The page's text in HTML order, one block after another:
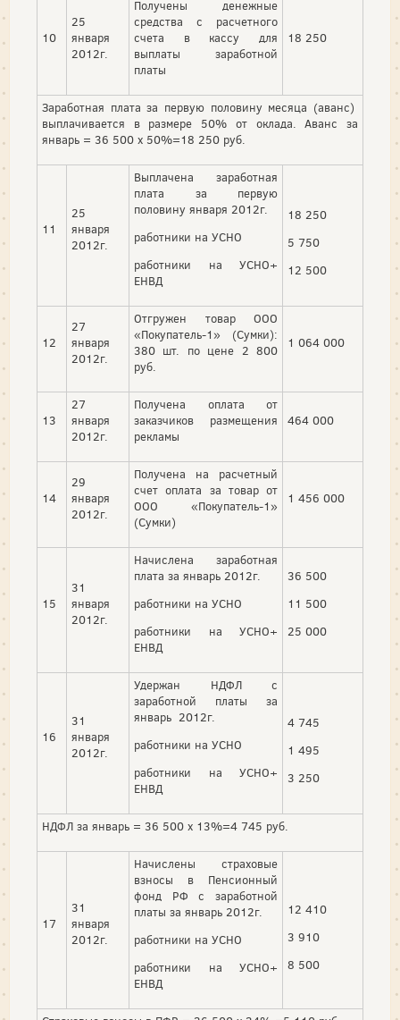
10
25
января
2012г.
Получены денежные
средства с расчетного
счета в кассу для
выплаты заработной
платы
18 250
Заработная плата за первую половину месяца (аванс)
выплачивается в размере 50% от оклада. Аванс за
январь = 36 500 х 50%=18 250 руб.
11
25
января
2012г.
Выплачена заработная
плата за первую
половину января 2012г.
работники на УСНО
работники на УСНО+
ЕНВД
18 250
5 750
12 500
12
27
января
2012г.
Отгружен товар ООО
«Покупатель-1» (Сумки):
380 шт. по цене 2 800
руб.
1 064 000
13
27
января
2012г.
Получена оплата от
заказчиков размещения
рекламы
464 000
14
29
января
2012г.
Получена на расчетный
счет оплата за товар от
ООО «Покупатель-1»
(Сумки)
1 456 000
15
31
января
2012г.
Начислена заработная
плата за январь 2012г.
работники на УСНО
работники на УСНО+
ЕНВД
36 500
11 500
25 000
16
31
января
2012г.
Удержан НДФЛ с
заработной платы за
январь 2012г.
работники на УСНО
работники на УСНО+
ЕНВД
4 745
1 495
3 250
НДФЛ за январь = 36 500 х 13%=4 745 руб.
17
31
января
2012г.
Начислены страховые
взносы в Пенсионный
фонд РФ с заработной
платы за январь 2012г.
работники на УСНО
работники на УСНО+
ЕНВД
12 410
3 910
8 500